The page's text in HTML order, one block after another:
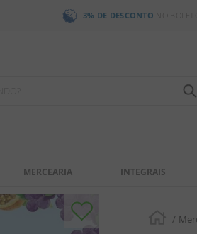
3% DE DESCONTO
MERCEARIA INTEGRAIS